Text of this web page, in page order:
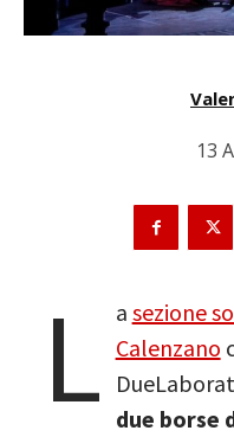
13
L a sezione
Calenzano
due borse